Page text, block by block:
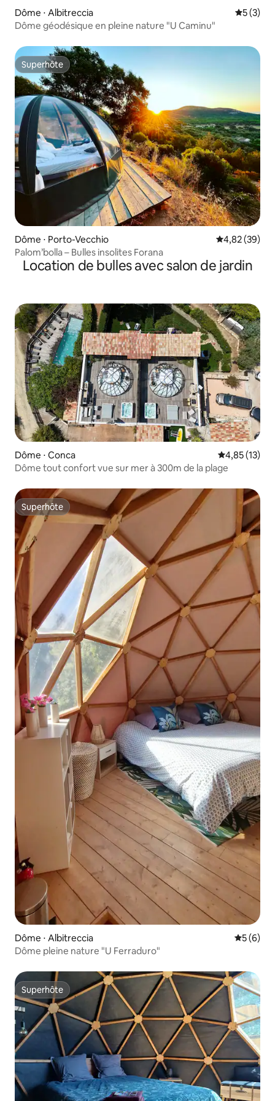
Dôme ⋅ Albitreccia
5 (3)
Dôme géodésique en pleine nature "U Caminu"
Superhôte
Superhôte
Dôme ⋅ Porto-Vecchio Évaluation
4,82 (39)
Palom’bolla – Bulles insolites Forana
Location de bulles avec salon de jardin
Dôme ⋅ Conca Évaluation
4,85 (13)
Dôme tout confort vue sur mer à 300m de la plage
Superhôte
Superhôte
Dôme ⋅ Albitreccia
5 (6)
Dôme pleine nature "U Ferraduro"
Superhôte
Superhôte